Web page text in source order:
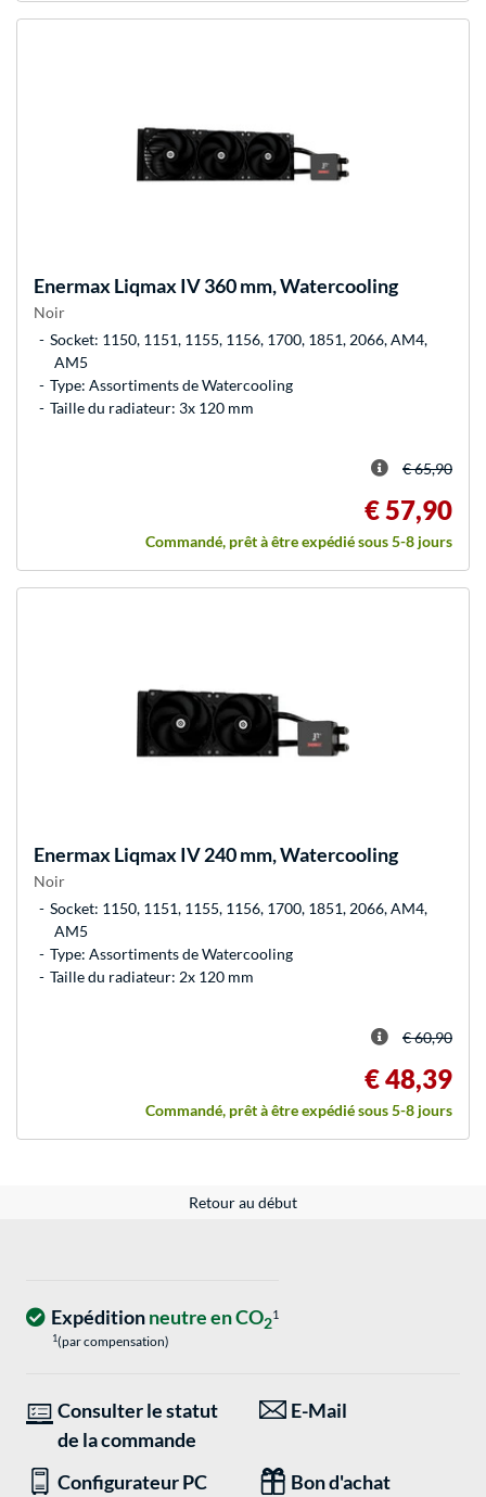
EnermaxLiqmax IV 360 mm, Watercooling
Noir
Socket: 1150, 1151, 1155, 1156, 1700, 1851, 2066, AM4,
AM5
Type: Assortiments de Watercooling
Taille du radiateur: 3x 120 mm
€ 65,90
€ 57,90
Commandé, prêt à être expédié sous 5-8 jours
EnermaxLiqmax IV 240 mm, Watercooling
Noir
Socket: 1150, 1151, 1155, 1156, 1700, 1851, 2066, AM4,
AM5
Type: Assortiments de Watercooling
Taille du radiateur: 2x 120 mm
€ 60,90
€ 48,39
Commandé, prêt à être expédié sous 5-8 jours
Retour au début
Expéditionneutre en CO21
1(par compensation)
Consulter le statut
de la commande
E-Mail
Configurateur PC Bon d'achat